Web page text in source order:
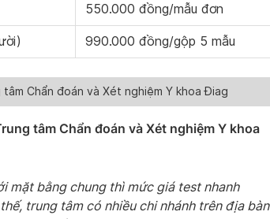
550.000 đồng/mẫu đơn
990.000 đồng/gộp 5 mẫu
Chẩn đoán và Xét nghiệm Y khoa Điag
tâm Chẩn đoán và Xét nghiệm Y khoa
mặt bằng chung thì mức giá test nhanh
trung tâm có nhiều chi nhánh trên địa bàn